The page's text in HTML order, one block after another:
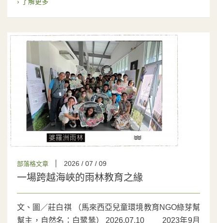
部落格文章 2026 / 07 / 09
一場跨越海峽的雨林教育之緣
文、圖／莊白祺 （馬來西亞兒童環境教育NGO綠芽幫
幫主，自然名：白鹭鸶） 2026.07.10 2023年9月